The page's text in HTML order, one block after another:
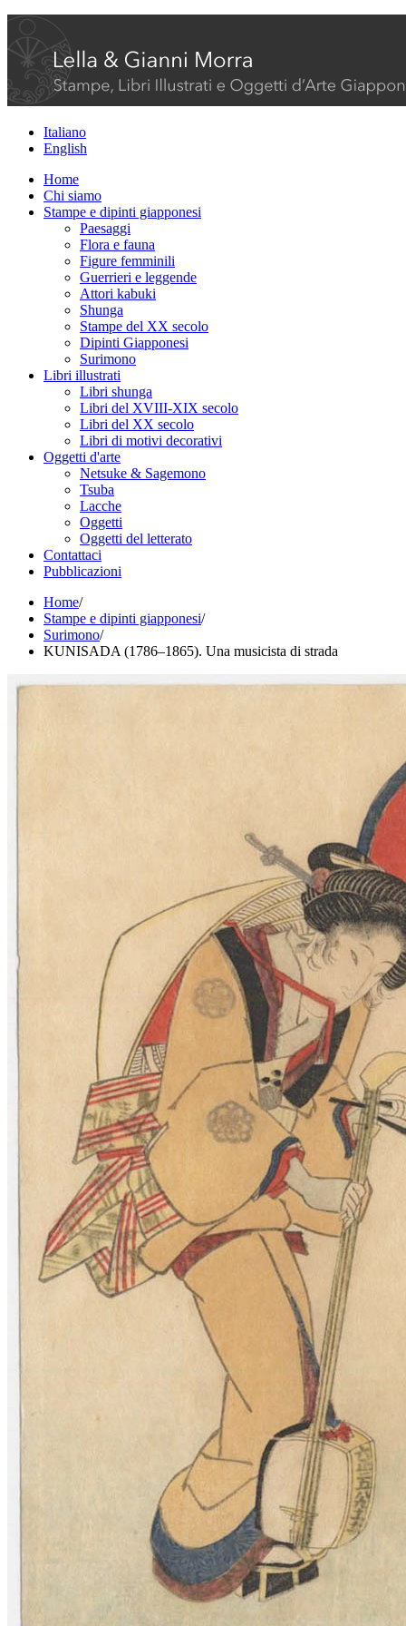
Italiano
English
Home
Chi siamo
Stampe e dipinti giapponesi
Paesaggi
Flora e fauna
Figure femminili
Guerrieri e leggende
Attori kabuki
Shunga
Stampe del XX secolo
Dipinti Giapponesi
Surimono
Libri illustrati
Libri shunga
Libri del XVIII-XIX secolo
Libri del XX secolo
Libri di motivi decorativi
Oggetti d'arte
Netsuke & Sagemono
Tsuba
Lacche
Oggetti
Oggetti del letterato
Contattaci
Pubblicazioni
Home/
Stampe e dipinti giapponesi/
Surimono/
KUNISADA (1786–1865). Una musicista di strada